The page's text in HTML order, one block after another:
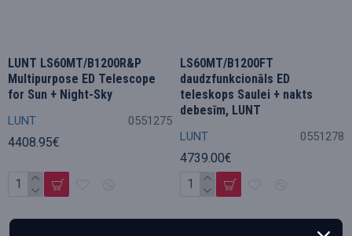
LUNT 0551275
LUNT LS60MT/B1200R&P
Multipurpose ED Telescope
for Sun + Night-Sky
4408.95€ LUNT 0551278
LS60MT/B1200FT
daudzfunkcionāls ED
teleskops Saulei + nakts
debesīm, LUNT
4739.00€